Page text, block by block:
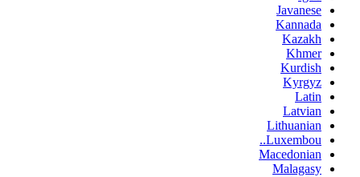
Javanese
Kannada
Kazakh
Khmer
Kurdish
Kyrgyz
Latin
Latvian
Lithuanian
Luxembou..
Macedonian
Malagasy